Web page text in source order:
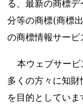
る、最新の商標
分等の商標(商標
の商標情報サービ
本ウェブサービ
多くの方々に知
を目的としていま